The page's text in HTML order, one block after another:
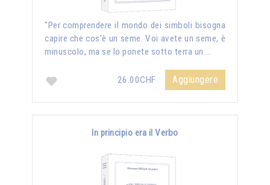
"Per comprendere il mondo dei simboli bisogna
capire che cos'è un seme. Voi avete un seme, è
minuscolo, ma se lo ponete sotto terra un …
26.00CHF Aggiungere
In principio era il Verbo